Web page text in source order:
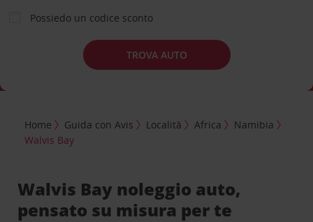
Possiedo un codice sconto
TROVA AUTO
Home Guida con Avis Località Africa
Namibia
Walvis Bay
Walvis Bay noleggio auto,
pensato su misura per te